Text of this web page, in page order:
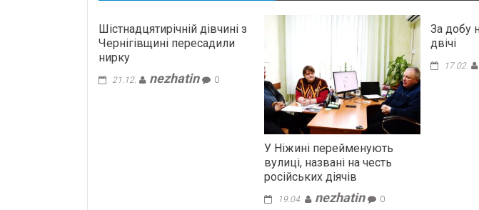
Шістнадцятирічній дівчині з
Чернігівщині пересадили
нирку
21.12. nezhatin 0
У Ніжині перейменують
вулиці, названі на честь
російських діячів
19.04. nezhatin 0
За добу
двічі
17.02.